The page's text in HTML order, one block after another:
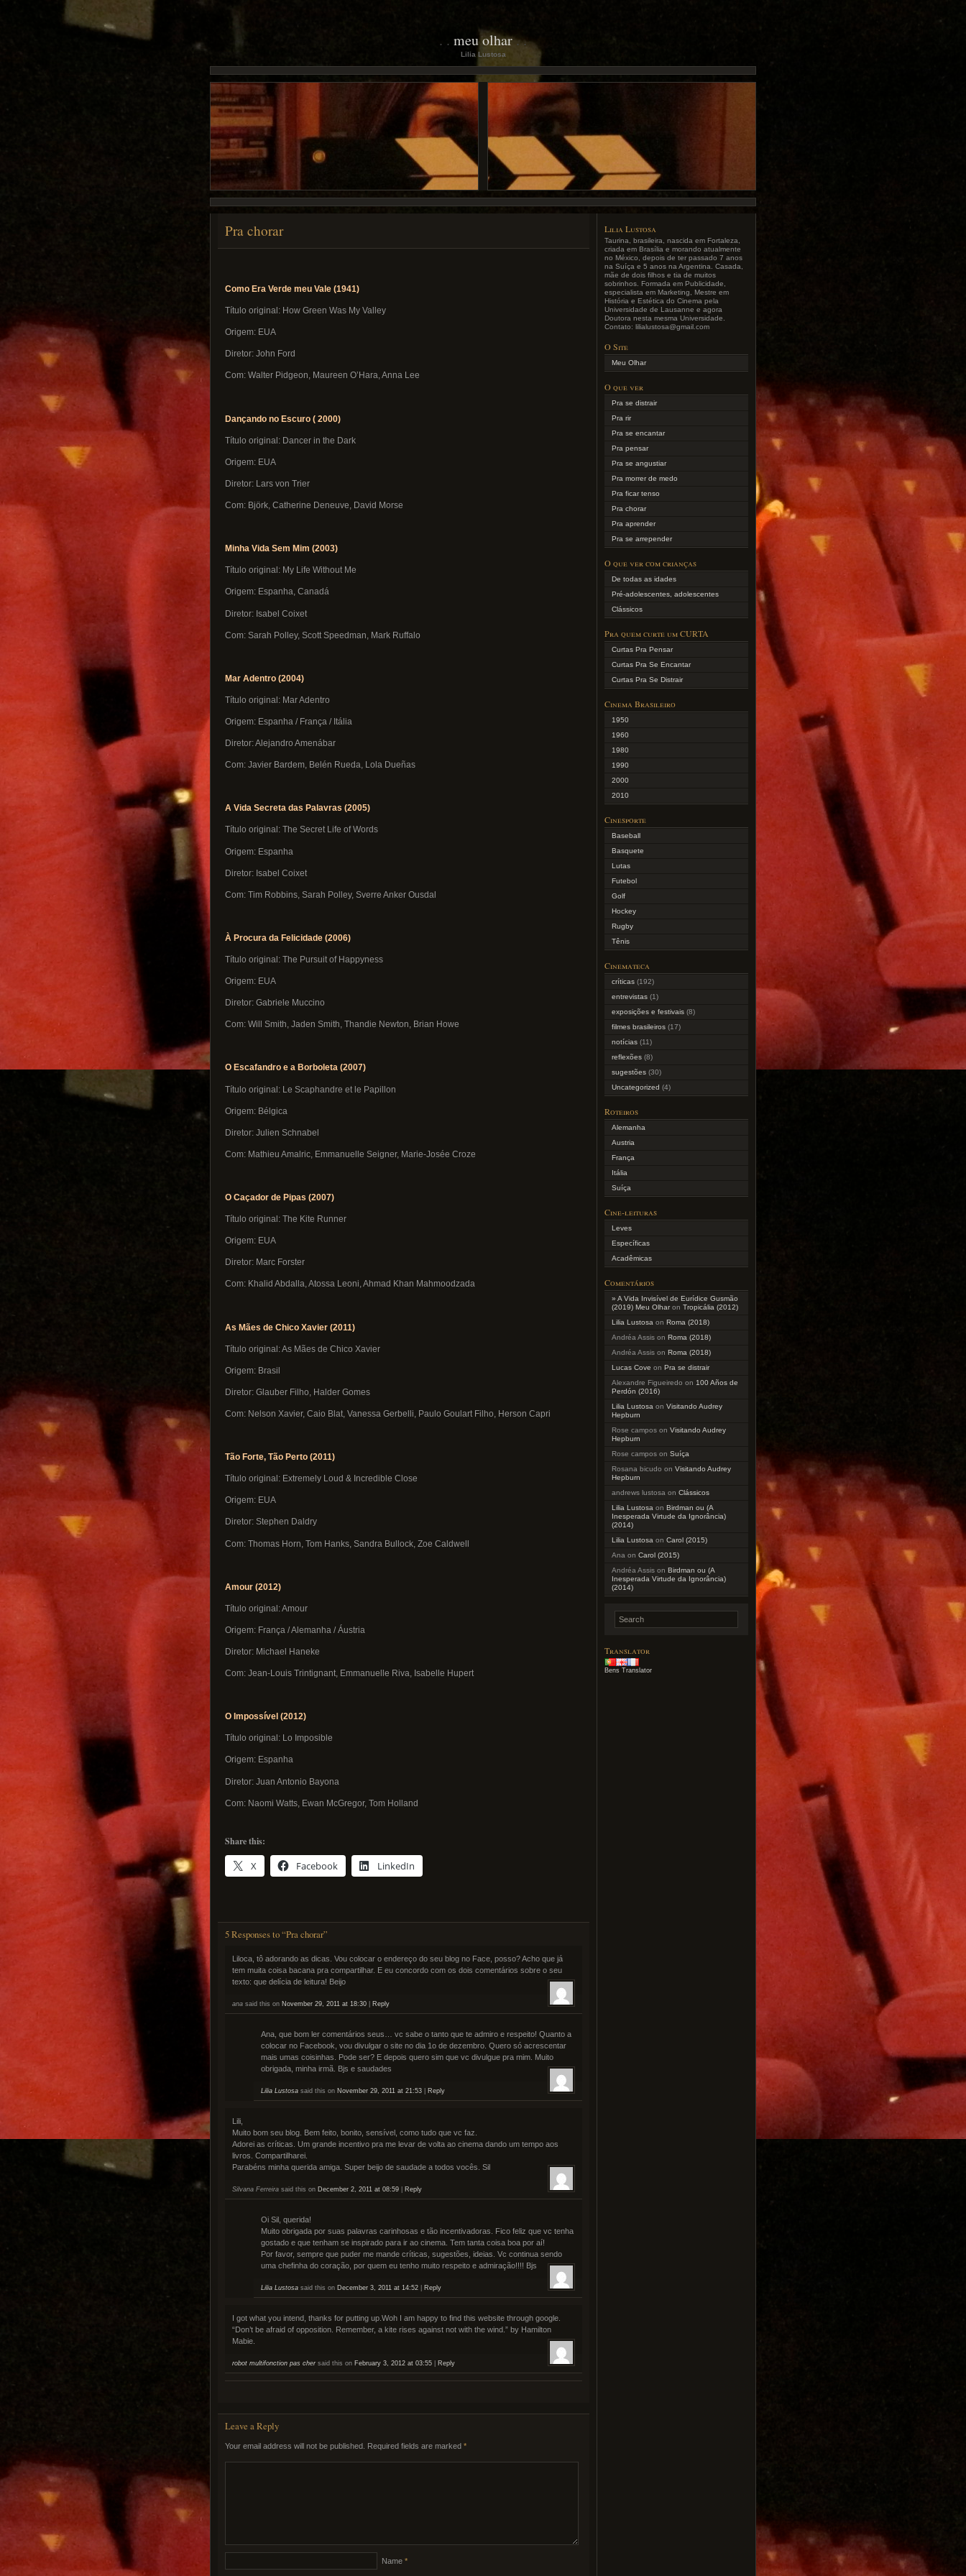
meu olhar
Lilia Lustosa
Pra chorar
Como Era Verde meu Vale (1941)
Título original: How Green Was My Valley
Origem: EUA
Diretor: John Ford
Com: Walter Pidgeon, Maureen O’Hara, Anna Lee
Dançando no Escuro ( 2000)
Título original: Dancer in the Dark
Origem: EUA
Diretor: Lars von Trier
Com: Björk, Catherine Deneuve, David Morse
Minha Vida Sem Mim (2003)
Título original: My Life Without Me
Origem: Espanha, Canadá
Diretor: Isabel Coixet
Com: Sarah Polley, Scott Speedman, Mark Ruffalo
Mar Adentro (2004)
Título original: Mar Adentro
Origem: Espanha / França / Itália
Diretor: Alejandro Amenábar
Com: Javier Bardem, Belén Rueda, Lola Dueñas
A Vida Secreta das Palavras (2005)
Título original: The Secret Life of Words
Origem: Espanha
Diretor: Isabel Coixet
Com: Tim Robbins, Sarah Polley, Sverre Anker Ousdal
À Procura da Felicidade (2006)
Título original: The Pursuit of Happyness
Origem: EUA
Diretor: Gabriele Muccino
Com: Will Smith, Jaden Smith, Thandie Newton, Brian Howe
O Escafandro e a Borboleta (2007)
Título original: Le Scaphandre et le Papillon
Origem: Bélgica
Diretor: Julien Schnabel
Com: Mathieu Amalric, Emmanuelle Seigner, Marie-Josée Croze
O Caçador de Pipas (2007)
Título original: The Kite Runner
Origem: EUA
Diretor: Marc Forster
Com: Khalid Abdalla, Atossa Leoni, Ahmad Khan Mahmoodzada
As Mães de Chico Xavier (2011)
Título original: As Mães de Chico Xavier
Origem: Brasil
Diretor: Glauber Filho, Halder Gomes
Com: Nelson Xavier, Caio Blat, Vanessa Gerbelli, Paulo Goulart Filho, Herson Capri
Tão Forte, Tão Perto (2011)
Título original: Extremely Loud & Incredible Close
Origem: EUA
Diretor: Stephen Daldry
Com: Thomas Horn, Tom Hanks, Sandra Bullock, Zoe Caldwell
Amour (2012)
Título original: Amour
Origem: França / Alemanha / Áustria
Diretor: Michael Haneke
Com: Jean-Louis Trintignant, Emmanuelle Riva, Isabelle Hupert
O Impossível (2012)
Título original: Lo Imposible
Origem: Espanha
Diretor: Juan Antonio Bayona
Com: Naomi Watts, Ewan McGregor, Tom Holland
Share this:
X Facebook LinkedIn
5 Responses to “Pra chorar”
Liloca, tô adorando as dicas. Vou colocar o endereço do seu blog no Face, posso? Acho que já
tem muita coisa bacana pra compartilhar. E eu concordo com os dois comentários sobre o seu
texto: que delícia de leitura! Beijo
ana said this on November 29, 2011 at 18:30 Reply
Ana, que bom ler comentários seus… vc sabe o tanto que te admiro e respeito! Quanto a
colocar no Facebook, vou divulgar o site no dia 1o de dezembro. Quero só acrescentar
mais umas coisinhas. Pode ser? E depois quero sim que vc divulgue pra mim. Muito
obrigada, minha irmã. Bjs e saudades
Lilia Lustosa said this on November 29, 2011 at 21:53 Reply
Lili,
Muito bom seu blog. Bem feito, bonito, sensível, como tudo que vc faz.
Adorei as críticas. Um grande incentivo pra me levar de volta ao cinema dando um tempo aos
livros. Compartilharei.
Parabéns minha querida amiga. Super beijo de saudade a todos vocês. Sil
Silvana Ferreira said this on December 2, 2011 at 08:59 Reply
Oi Sil, querida!
Muito obrigada por suas palavras carinhosas e tão incentivadoras. Fico feliz que vc tenha
gostado e que tenham se inspirado para ir ao cinema. Tem tanta coisa boa por aí!
Por favor, sempre que puder me mande críticas, sugestões, ideias. Vc continua sendo
uma chefinha do coração, por quem eu tenho muito respeito e admiração!!!! Bjs
Lilia Lustosa said this on December 3, 2011 at 14:52 Reply
I got what you intend, thanks for putting up.Woh I am happy to find this website through google.
“Don’t be afraid of opposition. Remember, a kite rises against not with the wind.” by Hamilton
Mabie.
robot multifonction pas chersaid this on February 3, 2012 at 03:55 Reply
Leave a Reply
Your email address will not be published. Required fields are marked *
Name *
Lilia Lustosa
Taurina, brasileira, nascida em Fortaleza,
criada em Brasília e morando atualmente
no México, depois de ter passado 7 anos
na Suíça e 5 anos na Argentina. Casada,
mãe de dois filhos e tia de muitos
sobrinhos. Formada em Publicidade,
especialista em Marketing, Mestre em
História e Estética do Cinema pela
Universidade de Lausanne e agora
Doutora nesta mesma Universidade.
Contato: lilialustosa@gmail.com
O Site
Meu Olhar
O que ver
Pra se distrair
Pra rir
Pra se encantar
Pra pensar
Pra se angustiar
Pra morrer de medo
Pra ficar tenso
Pra chorar
Pra aprender
Pra se arrepender
O que ver com crianças
De todas as idades
Pré-adolescentes, adolescentes
Clássicos
Pra quem curte um CURTA
Curtas Pra Pensar
Curtas Pra Se Encantar
Curtas Pra Se Distrair
Cinema Brasileiro
1950
1960
1980
1990
2000
2010
Cinesporte
Baseball
Basquete
Lutas
Futebol
Golf
Hockey
Rugby
Tênis
Cinemateca
críticas (192)
entrevistas (1)
exposições e festivais (8)
filmes brasileiros (17)
notícias (11)
reflexões (8)
sugestões (30)
Uncategorized (4)
Roteiros
Alemanha
Austria
França
Itália
Suíça
Cine-leituras
Leves
Específicas
Acadêmicas
Comentários
» A Vida Invisível de Eurídice Gusmão
(2019) Meu Olharon Tropicália (2012)
Lilia Lustosa on Roma (2018)
Andréa Assis on Roma (2018)
Andréa Assis on Roma (2018)
Lucas Cove on Pra se distrair
Alexandre Figueiredo on 100 Años de
Perdón (2016)
Lilia Lustosa on Visitando Audrey
Hepburn
Rose campos on Visitando Audrey
Hepburn
Rose campos on Suíça
Rosana bicudo on Visitando Audrey
Hepburn
andrews lustosa on Clássicos
Lilia Lustosa on Birdman ou (A
Inesperada Virtude da Ignorância)
(2014)
Lilia Lustosa on Carol (2015)
Ana on Carol (2015)
Andréa Assis on Birdman ou (A
Inesperada Virtude da Ignorância)
(2014)
Translator
Bens Translator